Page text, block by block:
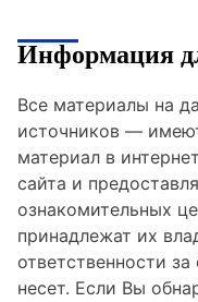
Информация
Все материалы на
источников —
материал в
сайта и
ознакомительных
принадлежат их
ответственности
несет. Если Вы